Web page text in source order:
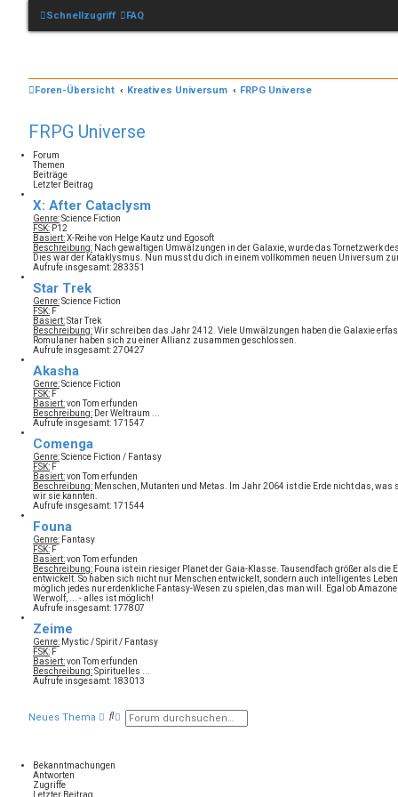
Schnellzugriff FAQ
Foren-Übersicht Kreatives Universum FRPG Universe
FRPG Universe
Forum
Themen
Beiträge
Letzter Beitrag
X: After Cataclysm
Genre:Science Fiction
FSK: P12
Basiert:X-Reihe von Helge Kautz und Egosoft
Beschreibung: Nach gewaltigen Umwälzungen in der Galaxie, wurde das Tornetzwerk
Dies war der Kataklysmus. Nun musst du dich in einem vollkommen neuen Universum
Aufrufe insgesamt: 283351
Star Trek
Genre:Science Fiction
FSK: F
Basiert:Star Trek
Beschreibung:Wir schreiben das Jahr 2412. Viele Umwälzungen haben die Galaxie
Romulaner haben sich zu einer Allianz zusammen geschlossen.
Aufrufe insgesamt: 270427
Akasha
Genre:Science Fiction
FSK: F
Basiert:von Tom erfunden
Beschreibung: Der Weltraum ...
Aufrufe insgesamt: 171547
Comenga
Genre:Science Fiction / Fantasy
FSK: F
Basiert:von Tom erfunden
Beschreibung: Menschen, Mutanten und Metas. Im Jahr 2064 ist die Erde nicht das, was
wir sie kannten.
Aufrufe insgesamt: 171544
Founa
Genre: Fantasy
FSK: F
Basiert:von Tom erfunden
Beschreibung: Founa ist ein riesiger Planet der Gaia-Klasse. Tausendfach größer als
entwickelt. So haben sich nicht nur Menschen entwickelt, sondern auch intelligentes
möglich jedes nur erdenkliche Fantasy-Wesen zu spielen, das man will. Egal ob
Werwolf, ... - alles ist möglich!
Aufrufe insgesamt: 177807
Zeime
Genre: Mystic / Spirit / Fantasy
FSK: F
Basiert:von Tom erfunden
Beschreibung:Spirituelles ...
Aufrufe insgesamt: 183013
Neues Thema
S
e
Bekanntmachungen
Antworten
Zugriffe
Letzter Beitrag